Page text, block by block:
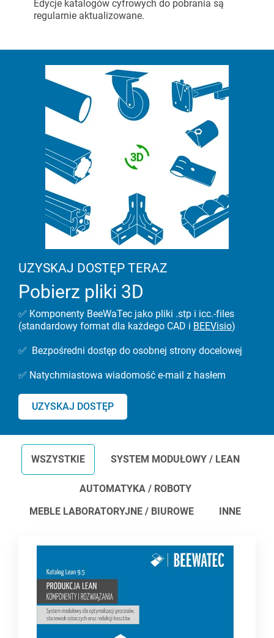
Linie przenośników
Karakuri
Whiteboard
Stacje FIFO
DO PRZEGLĄDU
Rozpocznij projekt Lean
Edycje katalogów cyfrowych do pobrania są
regularnie aktualizowane.
UZYSKAJ DOSTĘP TERAZ
Pobierz pliki 3D
✅ Komponenty BeeWaTec jako pliki .stp i icc.-files
(standardowy format dla każdego CAD i BEEVisio)
✅ Bezpośredni dostęp do osobnej strony docelowej
✅ Natychmiastowa wiadomość e-mail z hasłem
UZYSKAJ DOSTĘP
WSZYSTKIE SYSTEM MODUŁOWY / LEAN
AUTOMATYKA / ROBOTY
MEBLE LABORATORYJNE / BIUROWE
INNE